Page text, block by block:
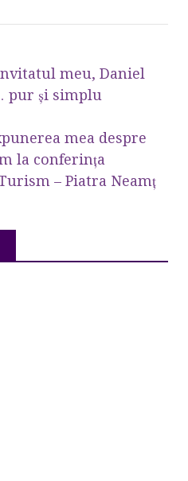
meu, Daniel
pur și simplu
mea despre
la conferinţa
– Piatra Neamţ